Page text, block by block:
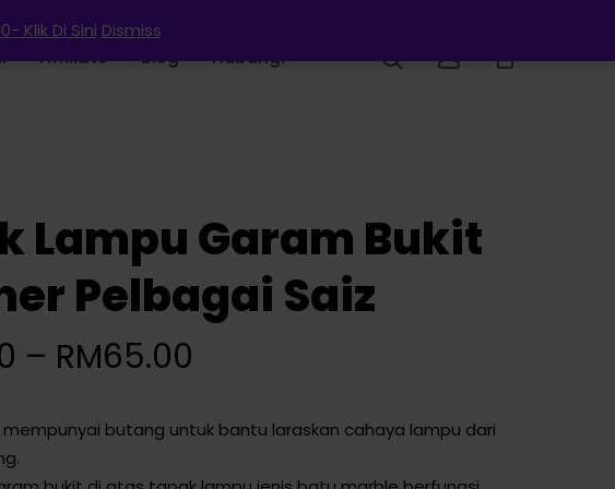
Klik Di Sini Dismiss
Affiliate Blog Hubungi searchaccount
Lampu Garam Bukit
Pelbagai Saiz
– RM65.00
RM25.00
butang untuk bantu laraskan cahaya lampu dari